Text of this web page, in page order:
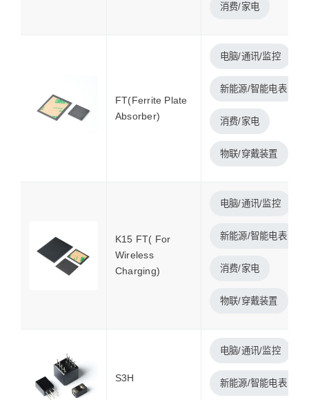
消费/家电
FT(Ferrite Plate
Absorber)
电脑/通讯/监控
新能源/智能电表
消费/家电
物联/穿戴装置
K15 FT( For
Wireless
Charging)
电脑/通讯/监控
新能源/智能电表
消费/家电
物联/穿戴装置
S3H
电脑/通讯/监控
新能源/智能电表